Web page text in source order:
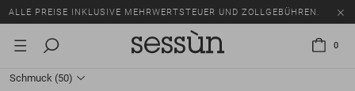
ALLE PREISE INKLUSIVE MEHRWERTSTEUER UND ZOLLGEBÜHREN.
SALE: BIS ZU -50% AUF EINE AUSWAHL AN ARTIKELN.
0
Schmuck (50)